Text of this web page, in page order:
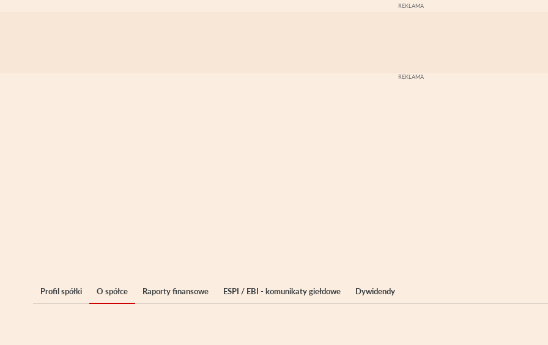
Profil spółki O spółce Raporty finansowe ESPI / EBI - komunikaty giełdowe Dywidendy